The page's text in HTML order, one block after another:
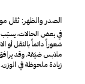
الصدر والظهر: ثقل
في بعض الحالات، يسبّب
شعوراً دائماً بالثقل أو
ملابس ضيّقة. وقد
زيادة ملحوظة في الوزن.